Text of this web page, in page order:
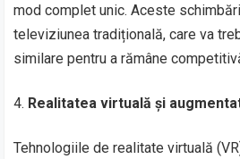
mod complet unic. Aceste
televiziunea tradițională, care va
similare pentru a rămâne
Realitatea virtuală și
Tehnologiile de realitate virtuală